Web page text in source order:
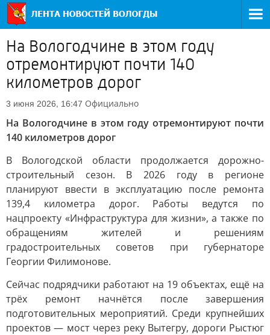
На Вологодчине в этом году
отремонтируют почти 140
километров дорог
3 июня 2026, 16:47 Официально
На Вологодчине в этом году отремонтируют почти
140 километров дорог
В Вологодской области продолжается дорожно-
строительный сезон. В 2026 году в регионе
планируют ввести в эксплуатацию после ремонта
139,4 километра дорог. Работы ведутся по
нацпроекту «Инфраструктура для жизни», а также по
обращениям жителей и решениям
градостроительных советов при губернаторе
Георгии Филимонове.
Сейчас подрядчики работают на 19 объектах, ещё на
трёх ремонт начнётся после завершения
подготовительных мероприятий. Среди крупнейших
проектов — мост через реку Вытегру, дороги Рыстюг